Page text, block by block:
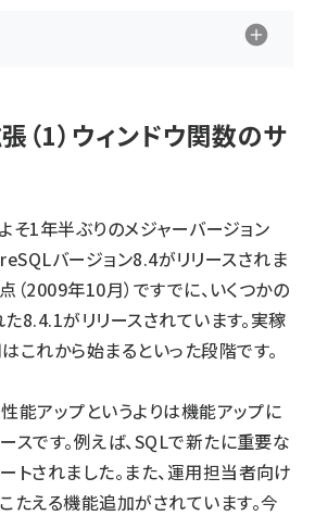
（1）ウィンドウ関数のサ
そ1年半ぶりのメジャーバージョン
バージョン8.4がリリースされま
（2009年10月）ですでに、いくつかの
8.4.1がリリースされています。実稼
これから始まるといった段階です。
能アップというよりは機能アップに
スです。例えば、SQLで新たに重要な
トされました。また、運用担当者向け
たえる機能追加がされています。今